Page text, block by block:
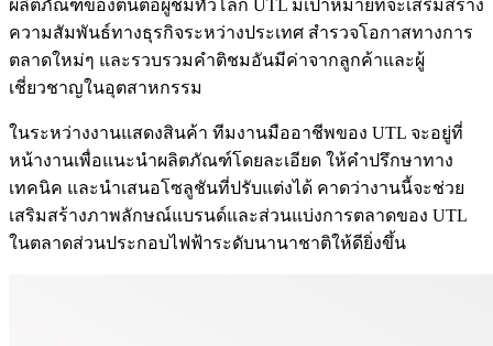
ผลิตภัณฑ์ของตนต่อผู้ชมทั่วโลก UTL มีเป้าหมายที่จะเสริมสร้าง
ความสัมพันธ์ทางธุรกิจระหว่างประเทศ สำรวจโอกาสทางการ
ตลาดใหม่ๆ และรวบรวมคำติชมอันมีค่าจากลูกค้าและผู้
เชี่ยวชาญในอุตสาหกรรม
ในระหว่างงานแสดงสินค้า ทีมงานมืออาชีพของ UTL จะอยู่ที่
หน้างานเพื่อแนะนำผลิตภัณฑ์โดยละเอียด ให้คำปรึกษาทาง
เทคนิค และนำเสนอโซลูชันที่ปรับแต่งได้ คาดว่างานนี้จะช่วย
เสริมสร้างภาพลักษณ์แบรนด์และส่วนแบ่งการตลาดของ UTL
ในตลาดส่วนประกอบไฟฟ้าระดับนานาชาติให้ดียิ่งขึ้น